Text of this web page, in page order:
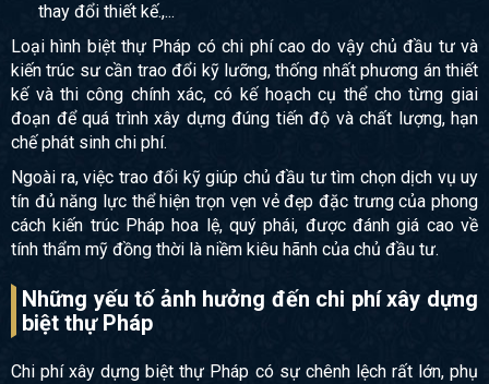
thay đổi thiết kế.,...
Loại hình biệt thự Pháp có chi phí cao do vậy chủ đầu tư và
kiến trúc sư cần trao đổi kỹ lưỡng, thống nhất phương án thiết
kế và thi công chính xác, có kế hoạch cụ thể cho từng giai
đoạn để quá trình xây dựng đúng tiến độ và chất lượng, hạn
chế phát sinh chi phí.
Ngoài ra, việc trao đổi kỹ giúp chủ đầu tư tìm chọn dịch vụ uy
tín đủ năng lực thể hiện trọn vẹn vẻ đẹp đặc trưng của phong
cách kiến trúc Pháp hoa lệ, quý phái, được đánh giá cao về
tính thẩm mỹ đồng thời là niềm kiêu hãnh của chủ đầu tư.
Những yếu tố ảnh hưởng đến chi phí xây dựng
biệt thự Pháp
Chi phí xây dựng biệt thự Pháp có sự chênh lệch rất lớn, phụ